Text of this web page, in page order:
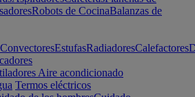
Robots de CocinaBalanzas de
ConvectoresEstufasRadiadoresCalefactores
Aire acondicionado
Termos eléctricos